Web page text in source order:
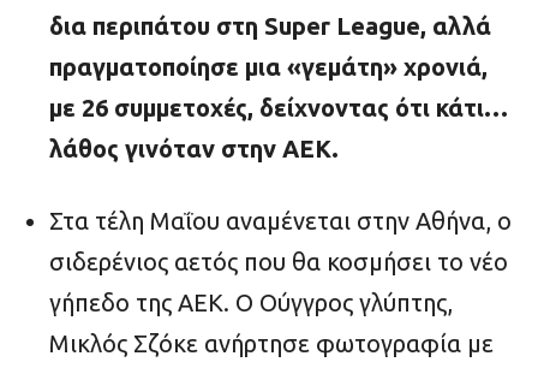
δια περιπάτου στη Super League, αλλά
πραγματοποίησε μια «γεμάτη» χρονιά,
με 26 συμμετοχές, δείχνοντας ότι κάτι…
λάθος γινόταν στην ΑΕΚ.
Στα τέλη Μαΐου αναμένεται στην Αθήνα, ο
σιδερένιος αετός που θα κοσμήσει το νέο
γήπεδο της ΑΕΚ. Ο Ούγγρος γλύπτης,
Μικλός Σζόκε ανήρτησε φωτογραφία με